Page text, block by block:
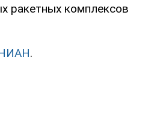
ракетных комплексов
.